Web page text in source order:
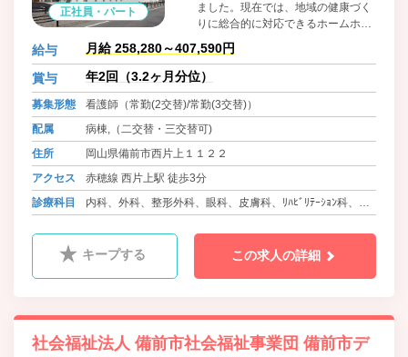
正社員・パート
ました。現在では、地域の健康づく
りに総合的に対応できるホームホス
ピタルとして、11診療科目を開設。
幅広い要望に対応しています。がん
をはじめとする病気の早期発見を目
指し、レントゲンや内視鏡検査、超
音波検査など、各種検査体制の充実
にも努めています。
給与 月給 258,280～407,590円
賞与 年2回（3.2ヶ月分位）
募集形態
看護師（常勤(2交替)/常勤(3交替)）
配属
病棟,（二交替・三交替可)
住所
岡山県備前市西片上１１２２
アクセス
赤穂線 西片上駅 徒歩3分
診療科目
内科、外科、整形外科、眼科、皮膚科、ﾘﾊﾋﾞﾘﾃｰｼｮﾝ科、麻
キープする この求人の詳細
社会福祉法人 備前市社会福祉事業団 備前市デ